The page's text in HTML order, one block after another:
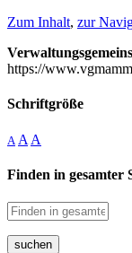
Zum Inhalt, zur
https://
Schriftgröße
A A A
Finden in gesamter
suchen